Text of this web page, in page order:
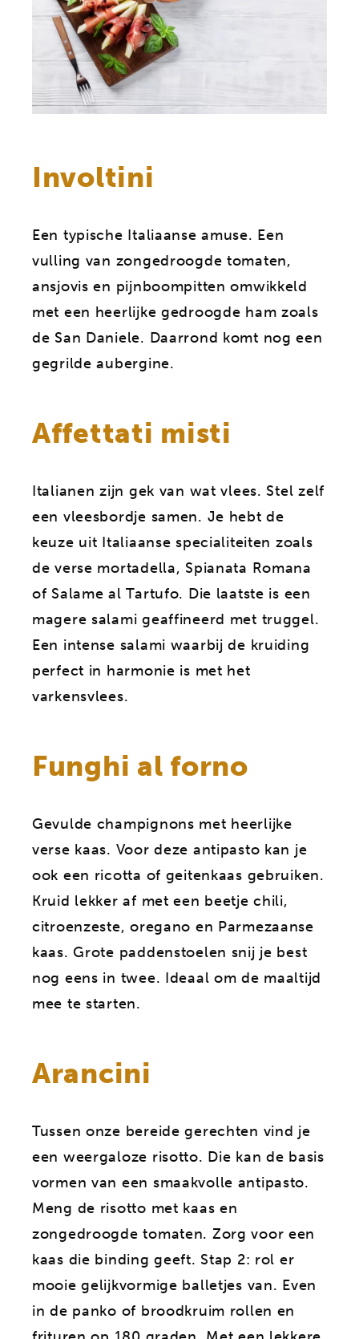
Involtini
Een typische Italiaanse amuse. Een
vulling van zongedroogde tomaten,
ansjovis en pijnboompitten omwikkeld
met een heerlijke gedroogde ham zoals
de San Daniele. Daarrond komt nog een
gegrilde aubergine.
Affettati misti
Italianen zijn gek van wat vlees. Stel zelf
een vleesbordje samen. Je hebt de
keuze uit Italiaanse specialiteiten zoals
de verse mortadella, Spianata Romana
of Salame al Tartufo. Die laatste is een
magere salami geaffineerd met truggel.
Een intense salami waarbij de kruiding
perfect in harmonie is met het
varkensvlees.
Funghi al forno
Gevulde champignons met heerlijke
verse kaas. Voor deze antipasto kan je
ook een ricotta of geitenkaas gebruiken.
Kruid lekker af met een beetje chili,
citroenzeste, oregano en Parmezaanse
kaas. Grote paddenstoelen snij je best
nog eens in twee. Ideaal om de maaltijd
mee te starten.
Arancini
Tussen onze bereide gerechten vind je
een weergaloze risotto. Die kan de basis
vormen van een smaakvolle antipasto.
Meng de risotto met kaas en
zongedroogde tomaten. Zorg voor een
kaas die binding geeft. Stap 2: rol er
mooie gelijkvormige balletjes van. Even
in de panko of broodkruim rollen en